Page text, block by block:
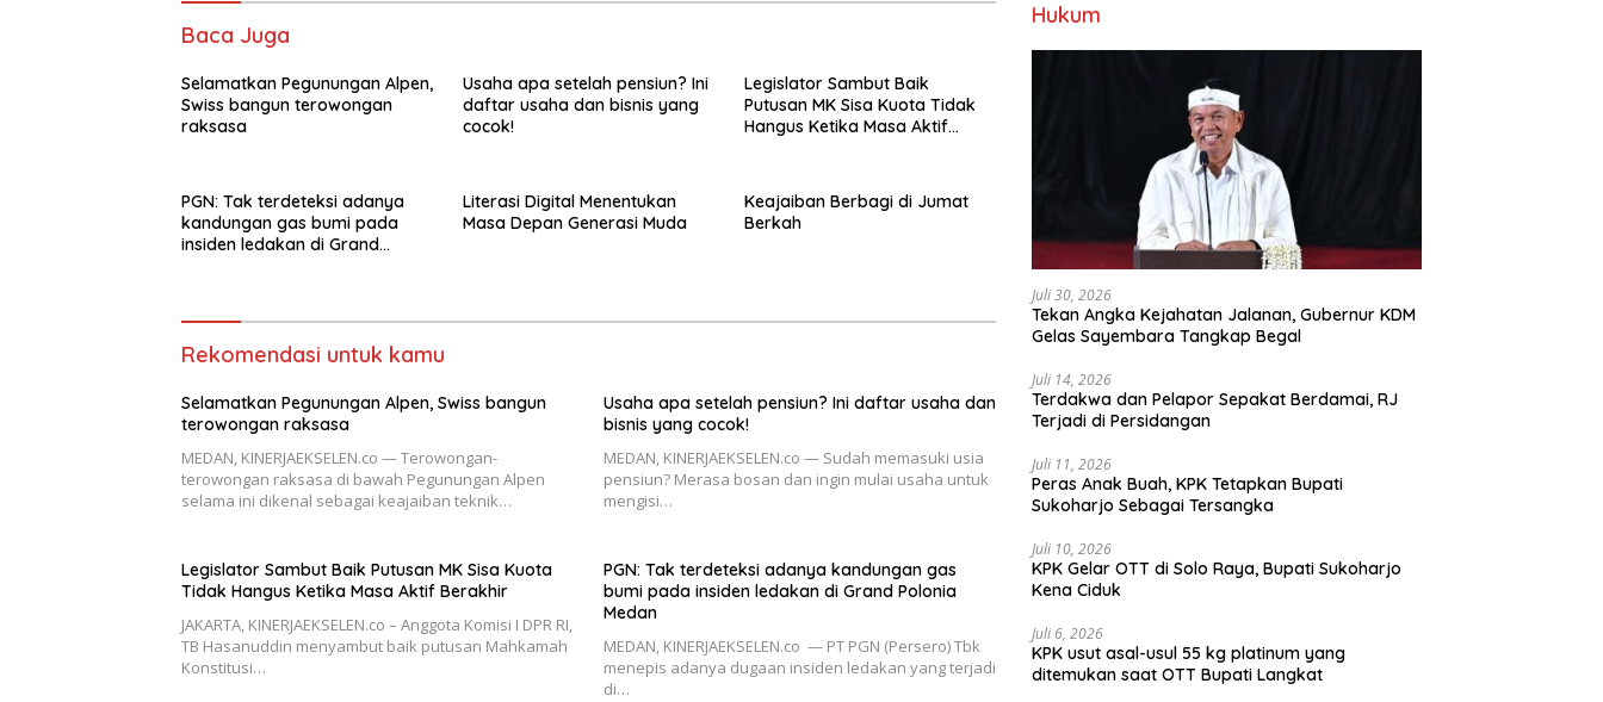
Baca Juga
Selamatkan Pegunungan Alpen,
Swiss bangun terowongan
raksasa
Usaha apa setelah pensiun? Ini
daftar usaha dan bisnis yang
cocok!
Legislator Sambut Baik
Putusan MK Sisa Kuota Tidak
Hangus Ketika Masa Aktif
PGN: Tak terdeteksi adanya
kandungan gas bumi pada
insiden ledakan di Grand
Literasi Digital Menentukan
Masa Depan Generasi Muda
Keajaiban Berbagi di Jumat
Berkah
Rekomendasi untuk kamu
Selamatkan Pegunungan Alpen, Swiss bangun
terowongan raksasa
MEDAN, KINERJAEKSELEN.co — Terowongan-
terowongan raksasa di bawah Pegunungan Alpen
selama ini dikenal sebagai keajaiban teknik…
Usaha apa setelah pensiun? Ini daftar usaha dan
bisnis yang cocok!
MEDAN, KINERJAEKSELEN.co — Sudah memasuki usia
pensiun? Merasa bosan dan ingin mulai usaha untuk
mengisi…
Legislator Sambut Baik Putusan MK Sisa Kuota
Tidak Hangus Ketika Masa Aktif Berakhir
JAKARTA, KINERJAEKSELEN.co – Anggota Komisi I DPR RI,
TB Hasanuddin menyambut baik putusan Mahkamah
Konstitusi…
PGN: Tak terdeteksi adanya kandungan gas
bumi pada insiden ledakan di Grand Polonia
Medan
MEDAN, KINERJAEKSELEN.co — PT PGN (Persero) Tbk
menepis adanya dugaan insiden ledakan yang terjadi
di…
Hukum
Juli 30, 2026
Tekan Angka Kejahatan Jalanan, Gubernur KDM
Gelas Sayembara Tangkap Begal
Juli 14, 2026
Terdakwa dan Pelapor Sepakat Berdamai, RJ
Terjadi di Persidangan
Juli 11, 2026
Peras Anak Buah, KPK Tetapkan Bupati
Sukoharjo Sebagai Tersangka
Juli 10, 2026
KPK Gelar OTT di Solo Raya, Bupati Sukoharjo
Kena Ciduk
Juli 6, 2026
KPK usut asal-usul 55 kg platinum yang
ditemukan saat OTT Bupati Langkat